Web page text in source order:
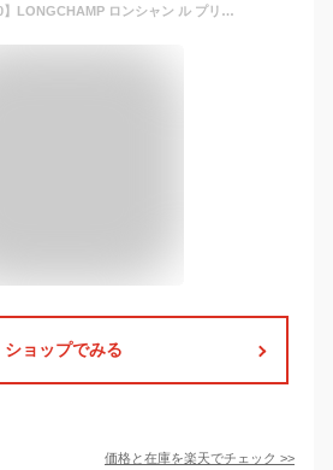
【ポイント5倍 7/20】LONGCHAMP ロンシャン ル プリアージュ ネオ トートバッグ S 2605 598 neo レディース ナイロン a4 通勤 トラベル 旅行バッグ バッグ 旅行用
ショップでみる
価格と在庫を楽天でチェック >>